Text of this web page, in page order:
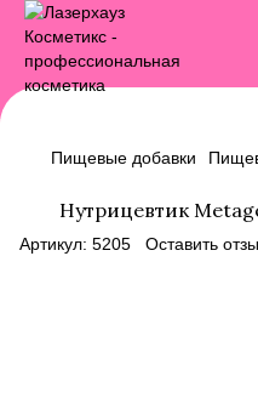
Пищевые добавки
Нутрицевтик
Артикул: 5205 Оставить